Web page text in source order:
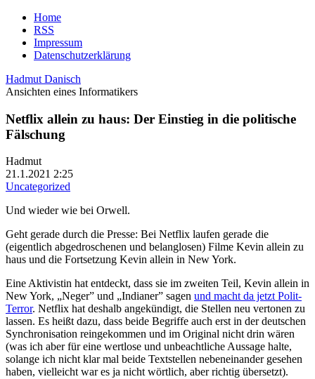
Home
RSS
Impressum
Datenschutzerklärung
Hadmut Danisch
Ansichten eines Informatikers
Netflix allein zu haus: Der Einstieg in die politische
Fälschung
Hadmut
21.1.2021 2:25
Uncategorized
Und wieder wie bei Orwell.
Geht gerade durch die Presse: Bei Netflix laufen gerade die
(eigentlich abgedroschenen und belanglosen) Filme Kevin allein zu
haus und die Fortsetzung Kevin allein in New York.
Eine Aktivistin hat entdeckt, dass sie im zweiten Teil, Kevin allein in
New York, „Neger” und „Indianer” sagen und macht da jetzt Polit-
Terror. Netflix hat deshalb angekündigt, die Stellen neu vertonen zu
lassen. Es heißt dazu, dass beide Begriffe auch erst in der deutschen
Synchronisation reingekommen und im Original nicht drin wären
(was ich aber für eine wertlose und unbeachtliche Aussage halte,
solange ich nicht klar mal beide Textstellen nebeneinander gesehen
haben, vielleicht war es ja nicht wörtlich, aber richtig übersetzt).